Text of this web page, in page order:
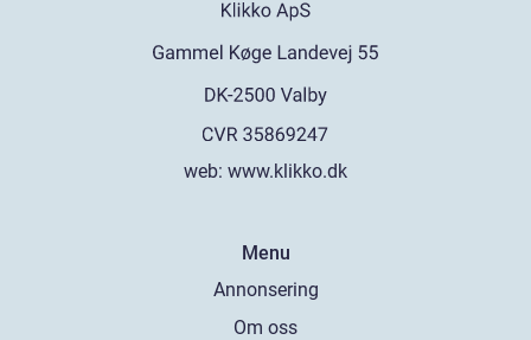
web: www.klikko.dk
Menu
Annonsering
Om oss